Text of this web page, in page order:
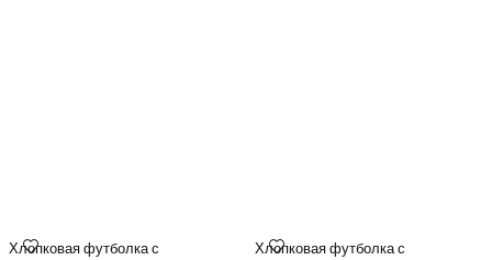
Хлопковая футболка с
ХЛОПКОВАЯ ФУТБОЛКА С ТЕКСТОВЫМ ПРИНТОМ
Хлопковая футболка с
ХЛОПКОВАЯ ФУТБОЛКА С